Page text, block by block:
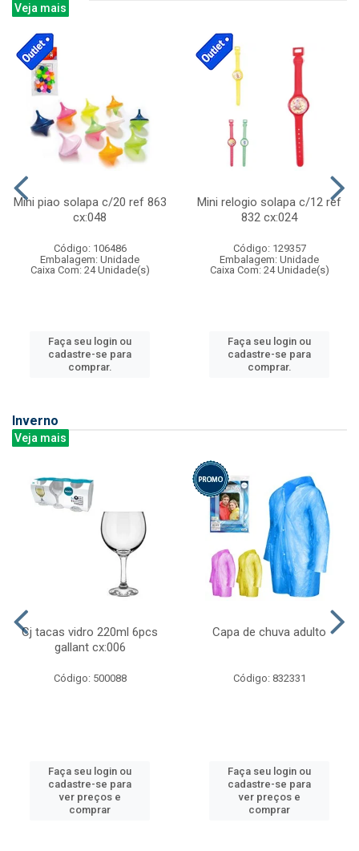
Veja mais
Mini piao solapa c/20 ref 863
cx:048
Código: 106486
Embalagem: Unidade
Caixa Com: 24 Unidade(s)
Faça seu login ou
cadastre-se para
comprar.
Mini relogio solapa c/12 ref
832 cx:024
Código: 129357
Embalagem: Unidade
Caixa Com: 24 Unidade(s)
Faça seu login ou
cadastre-se para
comprar.
Inverno
Veja mais
Cj tacas vidro 220ml 6pcs
gallant cx:006
Código: 500088
Faça seu login ou
cadastre-se para
ver preços e
comprar
Capa de chuva adulto
Código: 832331
Faça seu login ou
cadastre-se para
ver preços e
comprar